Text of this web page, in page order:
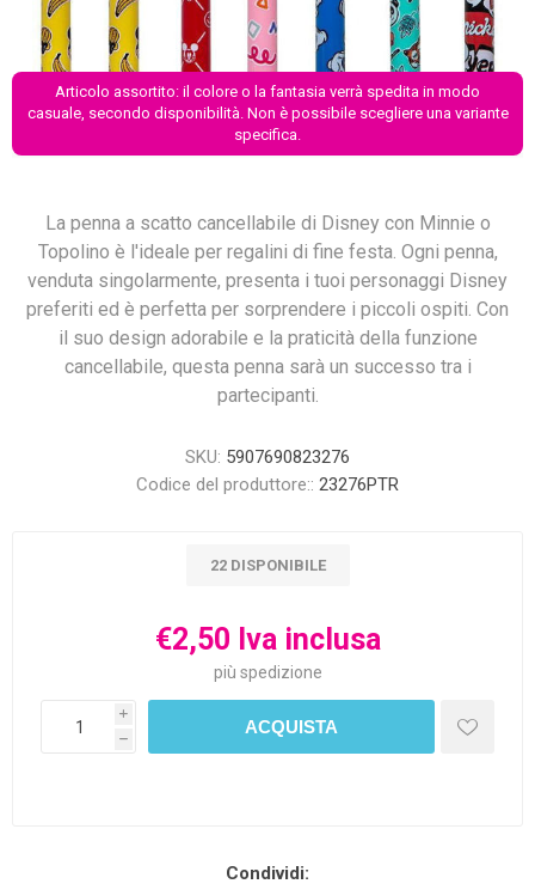
Articolo assortito: il colore o la fantasia verrà spedita in modo
casuale, secondo disponibilità. Non è possibile scegliere una variante
specifica.
La penna a scatto cancellabile di Disney con Minnie o
Topolino è l'ideale per regalini di fine festa. Ogni penna,
venduta singolarmente, presenta i tuoi personaggi Disney
preferiti ed è perfetta per sorprendere i piccoli ospiti. Con
il suo design adorabile e la praticità della funzione
cancellabile, questa penna sarà un successo tra i
partecipanti.
SKU: 5907690823276
Codice del produttore:: 23276PTR
22 DISPONIBILE
€2,50 Iva inclusa
più spedizione
i
h
Condividi: